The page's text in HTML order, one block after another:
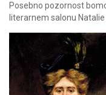
Posebno pozornost
literarnem salonu Natalie